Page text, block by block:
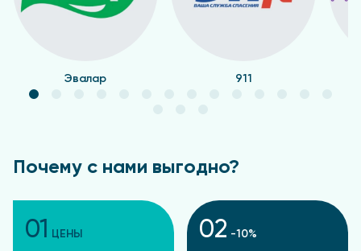
Эвалар 911
Почему с нами выгодно?
01 ЦЕНЫ 02 -10%